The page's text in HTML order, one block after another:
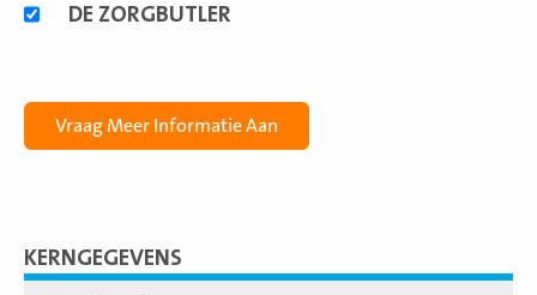
formulesDE ZORGBUTLER
KERNGEGEVENS